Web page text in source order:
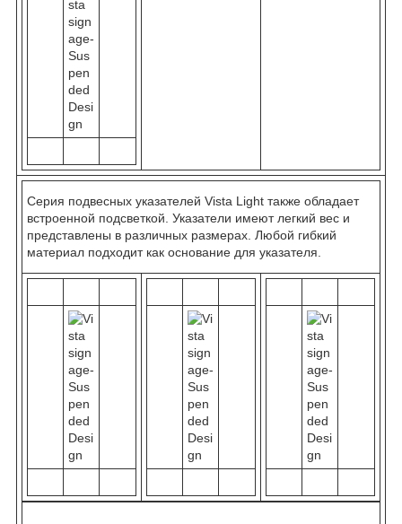
Серия подвесных указателей Vista Light также обладает
встроенной подсветкой. Указатели имеют легкий вес и
представлены в различных размерах. Любой гибкий
материал подходит как основание для указателя.